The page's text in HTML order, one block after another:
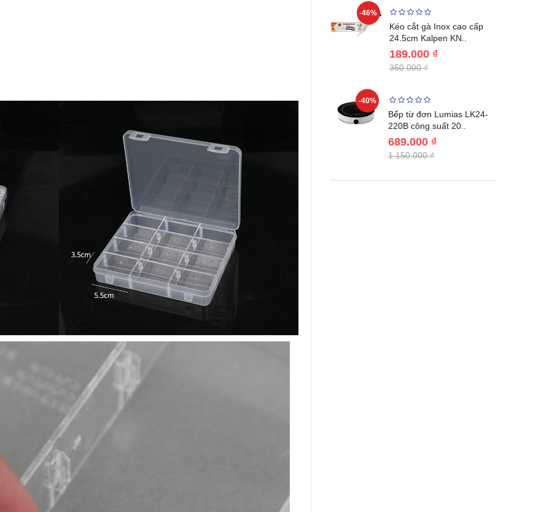
-40% -44%
999.000 ₫
1.799.000 ₫
-46%
Kéo cắt gà Inox cao cấp
24.5cm Kalpen KN..
189.000 ₫
350.000 ₫
-40%
Bếp từ đơn Lumias LK24-
220B công suất 20..
689.000 ₫
1.150.000 ₫